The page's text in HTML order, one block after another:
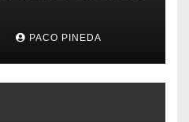
PACO PINEDA